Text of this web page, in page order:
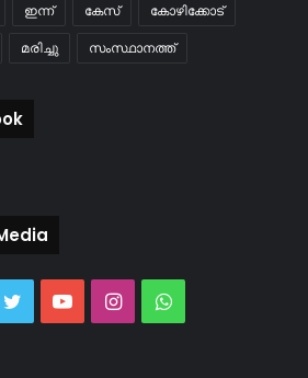
ഇന്ന് കേസ് കോഴിക്കോട്
മരിച്ചു സംസ്ഥാനത്ത്
TwitterYouTubeInstagramWhatsApp